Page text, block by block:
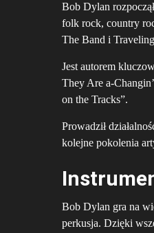
Bob Dylan
folk rock, country
The Band i
Jest autorem
They Are a-
on the Tracks”.
Prowadził
kolejne pokolenia
Bob Dylan gra na
perkusja. Dzięki